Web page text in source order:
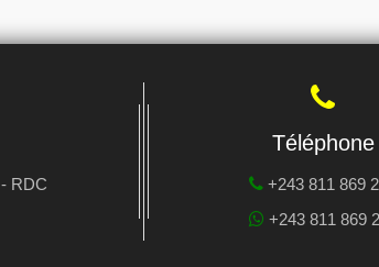
RDC
Téléphone
+243 811 869
+243 811 869